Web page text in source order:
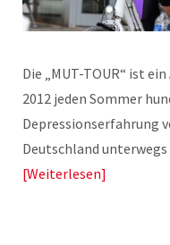
Die „MUT-TOUR“ ist
2012 jeden Sommer
Depressionserfahrung
Deutschland
Weiterlesen